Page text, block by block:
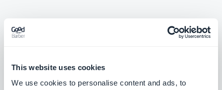
This website uses cookies
We use cookies to personalise content and ads, to
Extensões